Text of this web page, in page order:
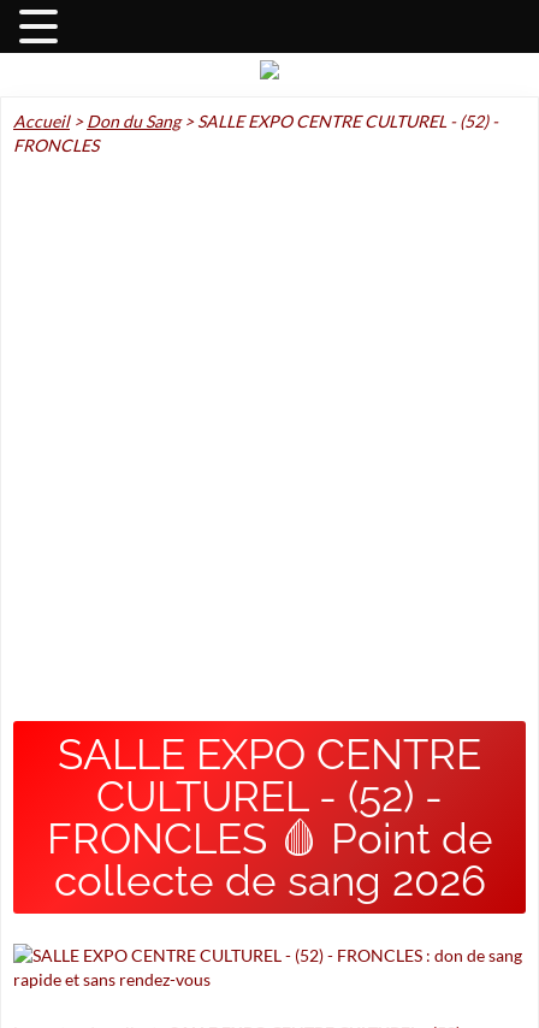
Accueil>Don du Sang>SALLE EXPO CENTRE CULTUREL - (52) -
FRONCLES
SALLE EXPO CENTRE
CULTUREL - (52) -
FRONCLES 🩸 Point de
collecte de sang 2026